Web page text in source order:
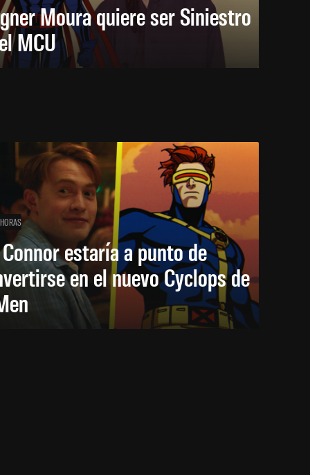
Moura quiere ser Siniestro
MCU
estaría a punto de
en el nuevo Cyclops de